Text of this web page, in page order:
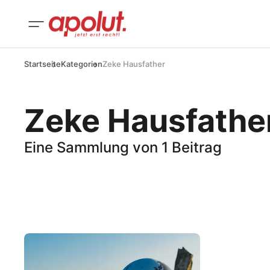
StartseiteKategorienZeke Hausfather
Zeke
Eine Sammlung von 1 Beitrag